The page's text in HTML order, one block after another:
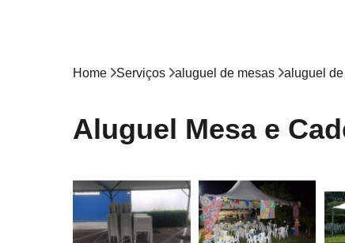
Home Serviços aluguel de mesas aluguel
Aluguel Mesa e